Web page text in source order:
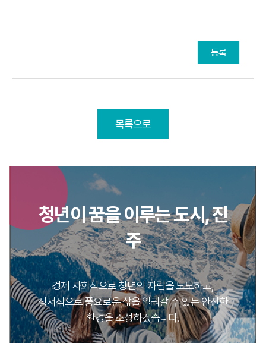
등록
목록으로
청년이 꿈을 이루는 도시, 진
주
경제 사회적으로 청년의 자립을 도모하고,
정서적으로 풍요로운 삶을 일궈갈 수 있는 안전한
환경을 조성하겠습니다.